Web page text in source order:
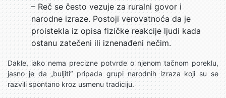
– Reč se često vezuje za ruralni govor i
narodne izraze. Postoji verovatnoća da je
proistekla iz opisa fizičke reakcije ljudi kada
ostanu zatečeni ili iznenađeni nečim.
Dakle, iako nema precizne potvrde o njenom tačnom poreklu,
jasno je da „buljiti“ pripada grupi narodnih izraza koji su se
razvili spontano kroz usmenu tradiciju.